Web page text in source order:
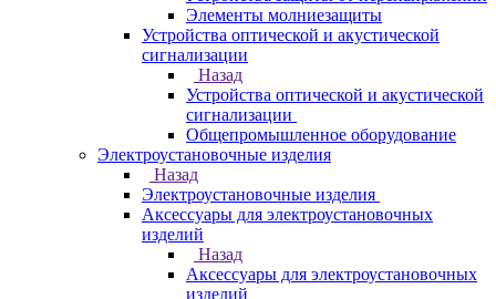
Элементы молниезащиты
Устройства оптической и акустической
сигнализации
Назад
Устройства оптической и акустической
сигнализации
Общепромышленное оборудование
Электроустановочные изделия
Назад
Электроустановочные изделия
Аксессуары для электроустановочных
изделий
Назад
Аксессуары для электроустановочных
изделий